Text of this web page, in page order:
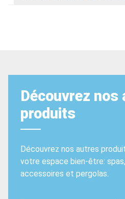
Découvrez nos
produits
Découvrez nos autres
votre espace bien-être:
accessoires et pergolas.